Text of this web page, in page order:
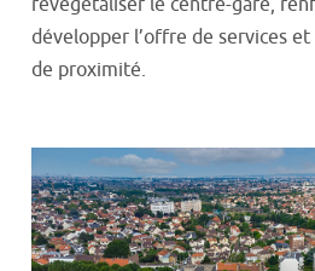
développer l’offre de services
de proximité.